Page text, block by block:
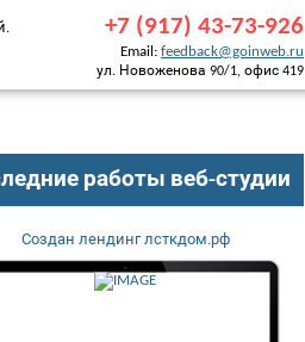
+7 (917) 43-73-926
Email: feedback@goinweb.ru
ул. Новоженова 90/1, офис 419
работы веб-студии
Создан лендинг лсткдом.рф